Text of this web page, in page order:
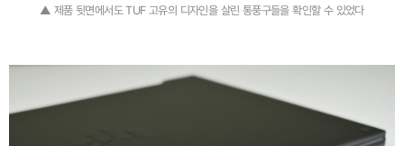
▲ 제품 뒷면에서도 TUF 고유의 디자인을 살린 통풍구들을 확인할 수 있었다